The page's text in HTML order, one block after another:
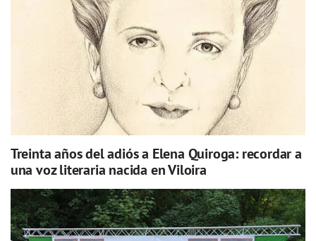
Treinta años del adiós a Elena Quiroga: recordar a
una voz literaria nacida en Viloira